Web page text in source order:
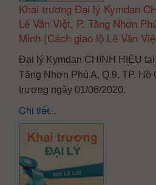
Khai trương Đại lý Kymdan
Lê Văn Việt, P. Tăng Nhơn
Minh (Cách giao lộ Lê Văn
Đại lý Kymdan CHÍNH HIỆU
Tăng Nhơn Phú A, Q.9, TP.
trương ngày 01/06/2020.
Chi tiết...